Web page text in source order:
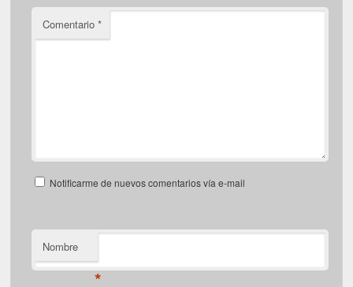
Comentario*
Notificarme de nuevos comentarios vía e-mail
Nombre
*